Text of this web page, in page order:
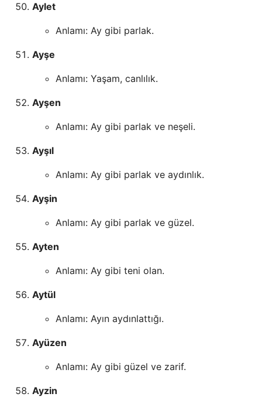
Aylet
Anlamı: Ay gibi parlak.
Ayşe
Anlamı: Yaşam, canlılık.
Ayşen
Anlamı: Ay gibi parlak ve neşeli.
Ayşıl
Anlamı: Ay gibi parlak ve aydınlık.
Ayşin
Anlamı: Ay gibi parlak ve güzel.
Ayten
Anlamı: Ay gibi teni olan.
Aytül
Anlamı: Ayın aydınlattığı.
Ayüzen
Anlamı: Ay gibi güzel ve zarif.
Ayzin